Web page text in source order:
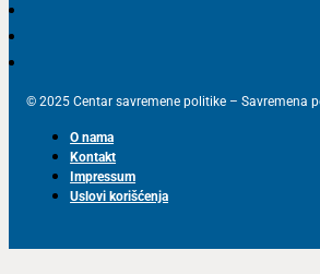
© 2025 Centar savremene politike – Savremena
O nama
Kontakt
Impressum
Uslovi korišćenja